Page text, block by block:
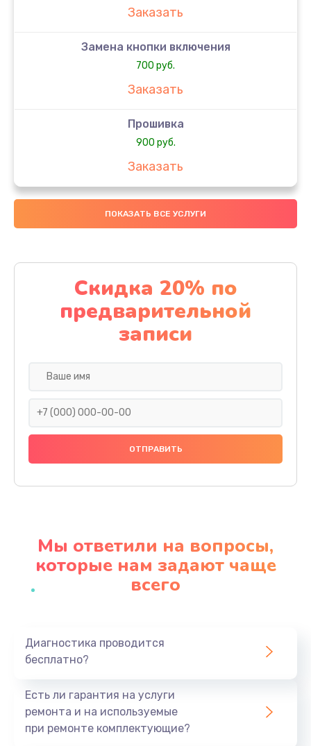
Заказать
Замена кнопки включения
700 руб.
Заказать
Прошивка
900 руб.
Заказать
Профилактическая чистка
700 руб.
Замена/ремонт платы
1100 руб.
Заказать
Ремонт корпуса
1000 руб.
Заказать
Ремонт потенциометров
Заказать
ПОКАЗАТЬ ВСЕ УСЛУГИ
Скидка 20% по
предварительной
записи
Мы ответили на вопросы,
которые нам задают чаще
всего
Диагностика проводится
бесплатно?
Есть ли гарантия на услуги
ремонта и на используемые
при ремонте комплектующие?